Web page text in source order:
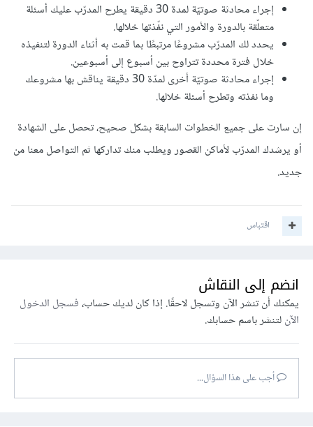
إجراء محادثة صوتيّة لمدة 30 دقيقة يطرح المدرّب عليك أسئلة
متعلّقة بالدورة والأمور التي نفّذتها خلالها.
يحدد لك المدرّب مشروعًا مرتبطًا بما قمت به أثناء الدورة لتنفيذه
خلال فترة محددة تتراوح بين أسبوع إلى أسبوعين.
إجراء محادثة صوتيّة أخرى لمدّة 30 دقيقة يناقش بها مشروعك
وما نفذته وتطرح أسئلة خلالها.
إن سارت على جميع الخطوات السابقة بشكل صحيح، تحصل على الشهادة
أو يرشدك المدرّب لأماكن القصور ويطلب منك تداركها ثم التواصل معنا من
جديد.
اقتباس
انضم إلى النقاش
يمكنك أن تنشر الآن وتسجل لاحقًا. إذا كان لديك حساب،فسجل الدخول
الآنلتنشر باسم حسابك.
أجب على هذا السؤال...